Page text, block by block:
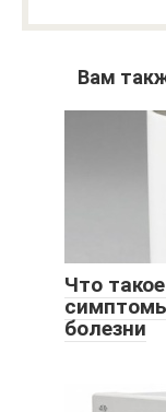
Вам
Что
болезни